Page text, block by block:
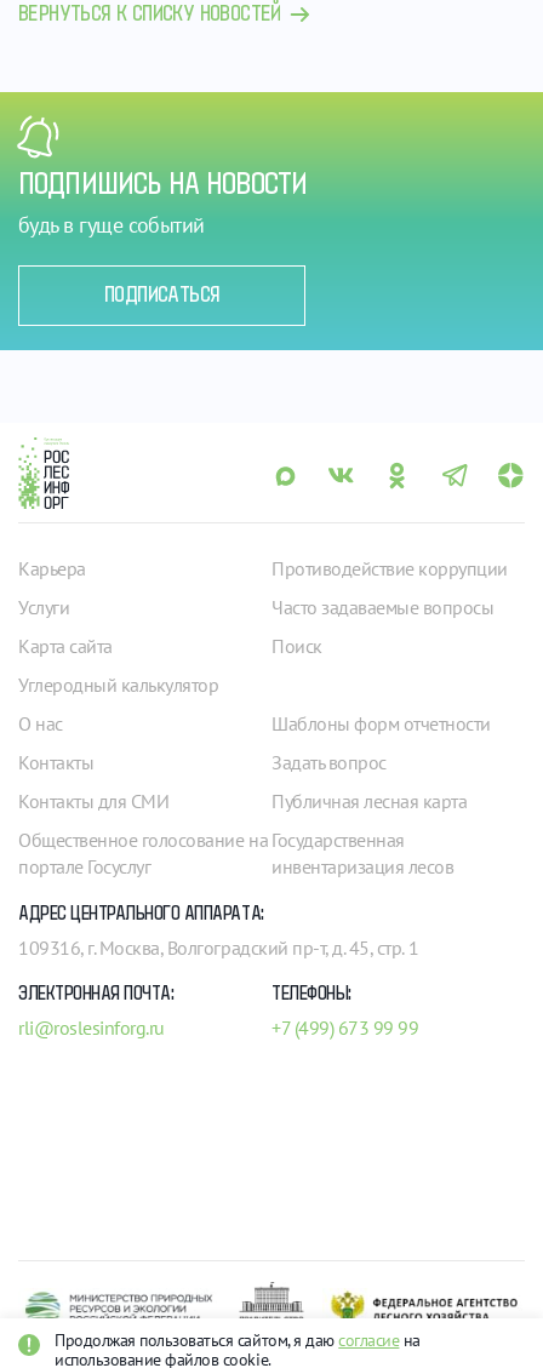
ВЕРНУТЬСЯ К СПИСКУ НОВОСТЕЙ
ПОДПИШИСЬ НА НОВОСТИ
будь в гуще событий
ПОДПИСАТЬСЯ
Продолжая пользоваться сайтом, я даюсогласиена
использование файлов cookie.
Карьера
Услуги
Карта сайта
Углеродный калькулятор
Противодействие коррупции
Часто задаваемые вопросы
Поиск
О нас
Контакты
Контакты для СМИ
Общественное голосование на
портале Госуслуг
Шаблоны форм отчетности
Задать вопрос
Публичная лесная карта
Государственная
инвентаризация лесов
АДРЕС ЦЕНТРАЛЬНОГО АППАРАТА:
109316, г. Москва, Волгоградский пр-т, д. 45, стр. 1
ЭЛЕКТРОННАЯ ПОЧТА:
rli@roslesinforg.ru
ТЕЛЕФОНЫ:
+7 (499) 673 99 99